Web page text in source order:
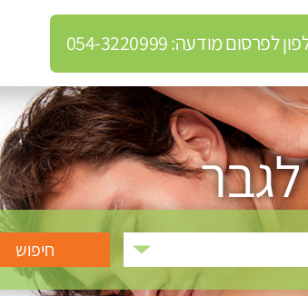
לפרסום מודעה: 054-3220999
לגבר